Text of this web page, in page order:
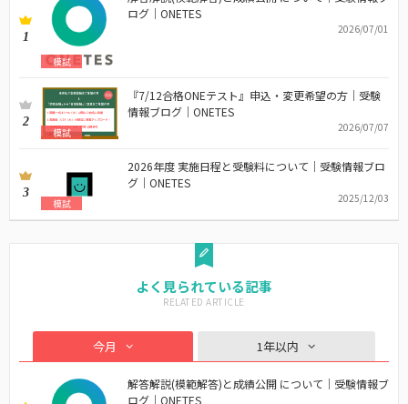
1
模試
ログ｜ONETES
2026/07/01
2
模試
『7/12合格ONEテスト』申込・変更希望の方｜受験
情報ブログ｜ONETES
2026/07/07
3
模試
2026年度 実施日程と受験料について｜受験情報ブロ
グ｜ONETES
2025/12/03
よく見られている記事
今月 1年以内
解答解説(模範解答)と成績公開 について｜受験情報ブ
ログ｜ONETES